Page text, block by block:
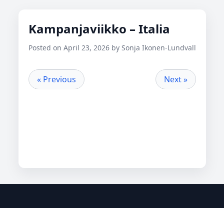
Kampanjaviikko – Italia
Posted on April 23, 2026 by Sonja Ikonen-Lundvall
« Previous Next »